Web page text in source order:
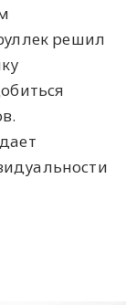
решил